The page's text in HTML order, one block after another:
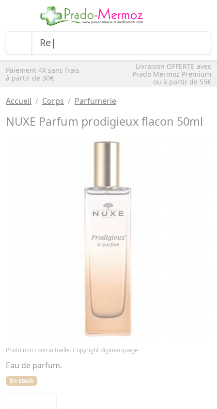
Paiement 4X sans frais
à partir de 30€
Livraison OFFERTE avec
Prado Mermoz Premium
ou à partir de 55€
Accueil Corps Parfumerie
NUXE Parfum prodigieux flacon 50ml
Photo non contractuelle. Copyright digimarquage
Eau de parfum.
En stock